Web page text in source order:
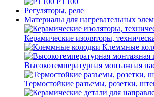
Регуляторы, реле
Материалы для нагревательных
Керамические изоляторы,
Клеммные
Высокотемпературная монтажная
Термостойкие разъемы, розетки,